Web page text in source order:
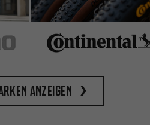
anzeigen